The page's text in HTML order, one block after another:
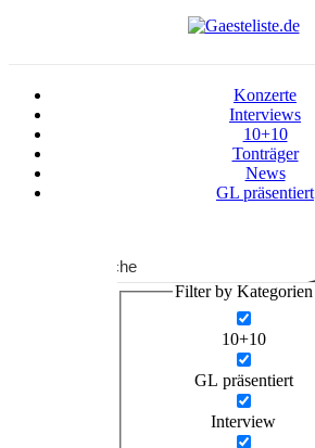
Konzerte
Interviews
10+10
Tonträger
News
GL präsentiert
Suche
Filter by Kategorien
10+10
GL präsentiert
Interview